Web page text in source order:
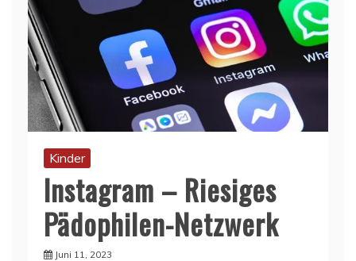
Kinder
Instagram – Riesiges
Pädophilen-Netzwerk
Juni 11, 2023